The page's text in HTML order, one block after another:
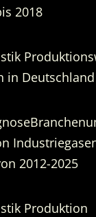
2018
in
2012-2025
Produktion